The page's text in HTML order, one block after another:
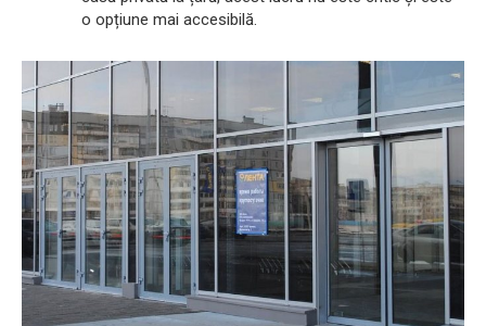
o opțiune mai accesibilă.